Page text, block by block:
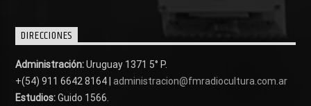
DIRECCIONES
Administración:Uruguay 1371 5° P.
+(54) 911 6642 8164 | administracion@fmradiocultura.com.ar
Estudios:Guido 1566.